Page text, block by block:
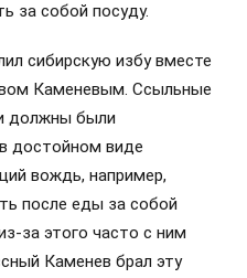
за собой посуду.
сибирскую избу вместе
Каменевым. Ссыльные
должны были
достойном виде
вождь, например,
после еды за собой
за этого часто с ним
Каменев брал эту